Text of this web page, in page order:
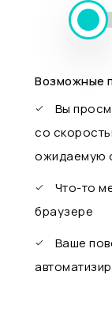
Возможные
Вы
со
ожидаемую
Что-то
браузере
Ваше